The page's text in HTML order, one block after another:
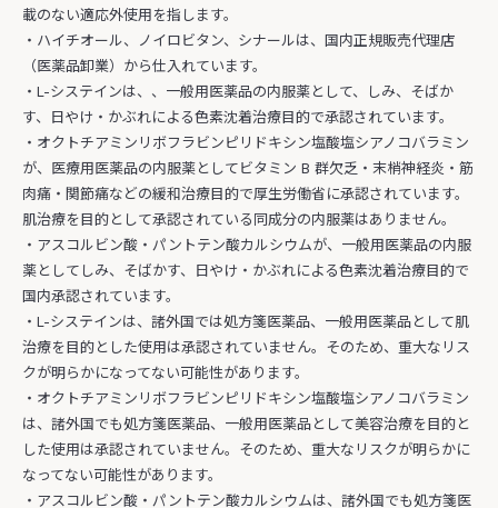
載のない適応外使用を指します。
・ハイチオール、ノイロビタン、シナールは、国内正規販売代理店
（医薬品卸業）から仕入れています。
・L-システインは、、一般用医薬品の内服薬として、しみ、そばか
す、日やけ・かぶれによる色素沈着治療目的で承認されています。
・オクトチアミンリボフラビンピリドキシン塩酸塩シアノコバラミン
が、医療用医薬品の内服薬としてビタミン B 群欠乏・末梢神経炎・筋
肉痛・関節痛などの緩和治療目的で厚生労働省に承認されています。
肌治療を目的として承認されている同成分の内服薬はありません。
・アスコルビン酸・パントテン酸カルシウムが、一般用医薬品の内服
薬としてしみ、そばかす、日やけ・かぶれによる色素沈着治療目的で
国内承認されています。
・L-システインは、諸外国では処方箋医薬品、一般用医薬品として肌
治療を目的とした使用は承認されていません。そのため、重大なリス
クが明らかになってない可能性があります。
・オクトチアミンリボフラビンピリドキシン塩酸塩シアノコバラミン
は、諸外国でも処方箋医薬品、一般用医薬品として美容治療を目的と
した使用は承認されていません。そのため、重大なリスクが明らかに
なってない可能性があります。
・アスコルビン酸・パントテン酸カルシウムは、諸外国でも処方箋医